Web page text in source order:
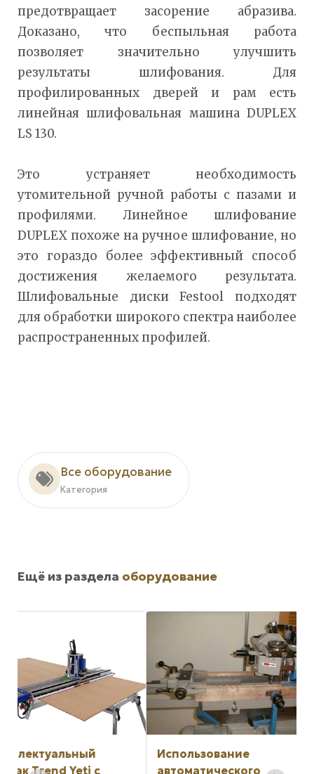
предотвращает засорение абразива.
Доказано, что беспыльная работа
позволяет значительно улучшить
результаты шлифования. Для
профилированных дверей и рам есть
линейная шлифовальная машина DUPLEX
LS 130.
Это устраняет необходимость
утомительной ручной работы с пазами и
профилями. Линейное шлифование
DUPLEX похоже на ручное шлифование, но
это гораздо более эффективный способ
достижения желаемого результата.
Шлифовальные диски Festool подходят
для обработки широкого спектра наиболее
распространенных профилей.
Все оборудование
Категория
Ещё из раздела оборудование
Использование
автоматического
Использование
инструментов